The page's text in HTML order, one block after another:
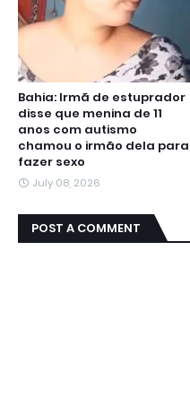
Bahia: Irmã de estuprador
disse que menina de 11
anos com autismo
chamou o irmão dela para
fazer sexo
July 08, 2026
POST A COMMENT